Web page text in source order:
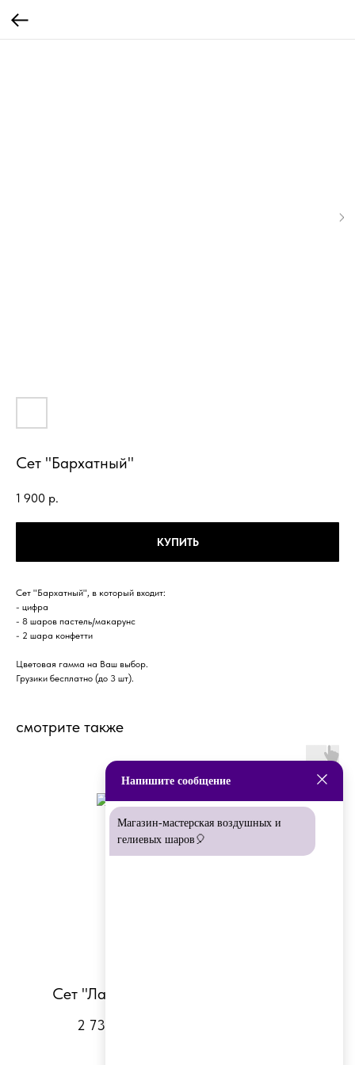
Сет "Бархатный"
1 900 р.
КУПИТЬ
Сет "Бархатный", в который входит:
- цифра
- 8 шаров пастель/макарунс
- 2 шара конфетти
Цветовая гамма на Ваш выбор.
Грузики бесплатно (до 3 шт).
смотрите также
Сет "Лаванда"
2 730
Напишите сообщение
Магазин-мастерская воздушных и
гелиевых шаров🎈